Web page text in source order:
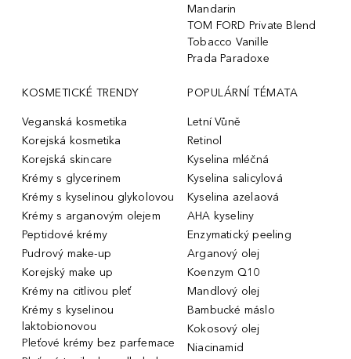
Mandarin
TOM FORD Private Blend
Tobacco Vanille
Prada Paradoxe
KOSMETICKÉ TRENDY
Veganská kosmetika
Korejská kosmetika
Korejská skincare
Krémy s glycerinem
Krémy s kyselinou glykolovou
Krémy s arganovým olejem
Peptidové krémy
Pudrový make-up
Korejský make up
Krémy na citlivou pleť
Krémy s kyselinou
laktobionovou
Pleťové krémy bez parfemace
POPULÁRNÍ TÉMATA
Letní Vůně
Retinol
Kyselina mléčná
Kyselina salicylová
Kyselina azelaová
AHA kyseliny
Enzymatický peeling
Arganový olej
Koenzym Q10
Mandlový olej
Bambucké máslo
Kokosový olej
Niacinamid